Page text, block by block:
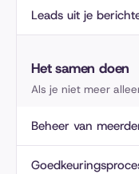
Leads uit je
Het samen doen
Als je niet meer
Beheer van